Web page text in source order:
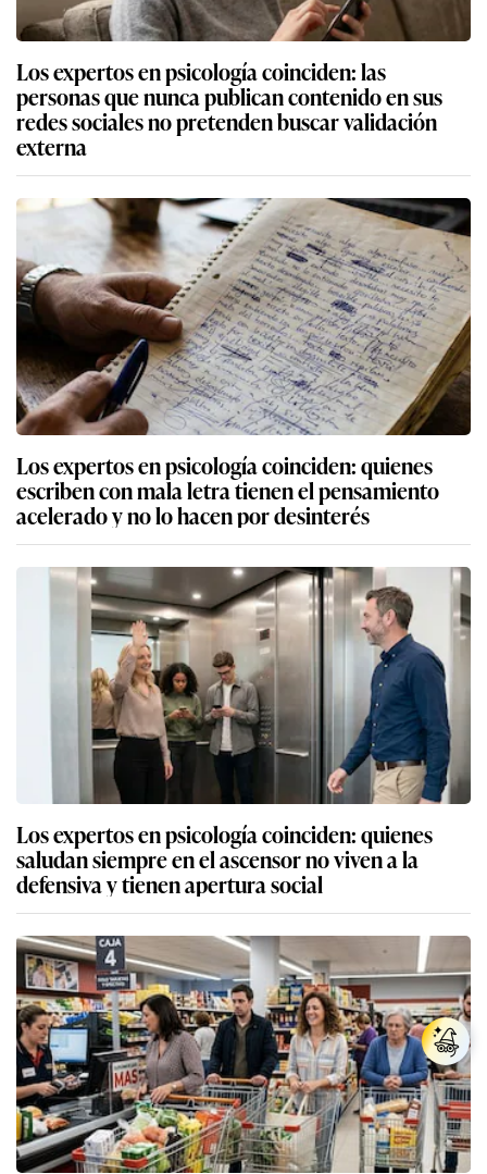
Los expertos en psicología coinciden: las
personas que nunca publican contenido en sus
redes sociales no pretenden buscar validación
externa
Los expertos en psicología coinciden: quienes
escriben con mala letra tienen el pensamiento
acelerado y no lo hacen por desinterés
Los expertos en psicología coinciden: quienes
saludan siempre en el ascensor no viven a la
defensiva y tienen apertura social